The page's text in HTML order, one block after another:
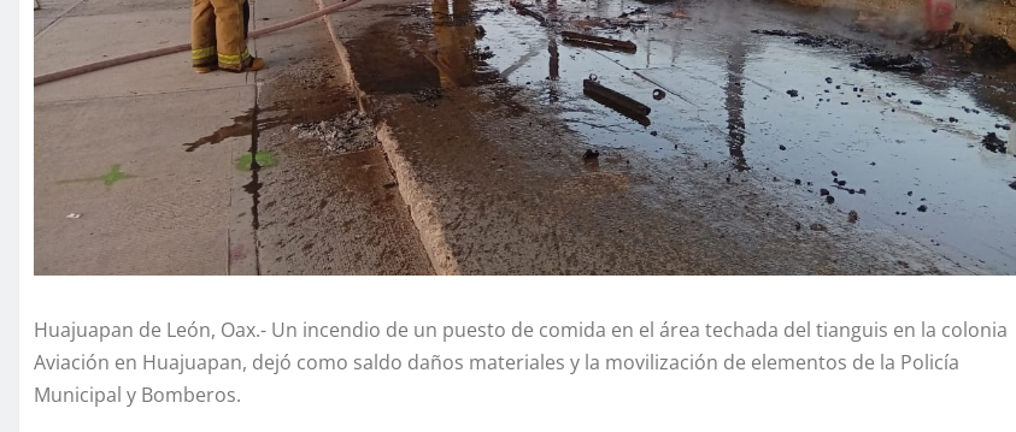
Huajuapan de León, Oax.- Un incendio de un puesto de comida en el área techada del tianguis en la colonia
Aviación en Huajuapan, dejó como saldo daños materiales y la movilización de elementos de la Policía
Municipal y Bomberos.